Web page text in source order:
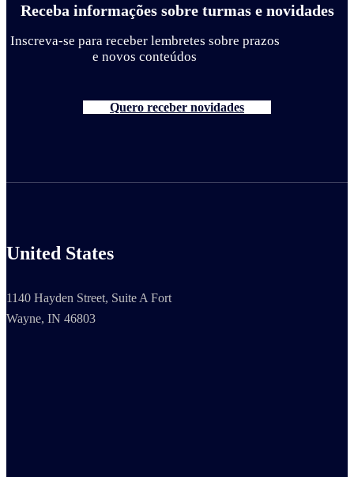
Receba informações sobre turmas e novidades
Inscreva-se para receber lembretes sobre prazos
e novos conteúdos
Quero receber novidades
United States
1140 Hayden Street, Suite A Fort
Wayne, IN 46803